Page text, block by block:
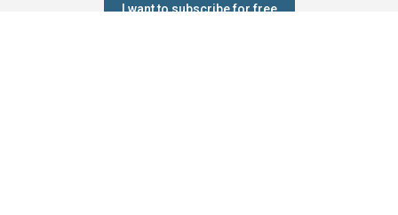
I want to subscribe for free